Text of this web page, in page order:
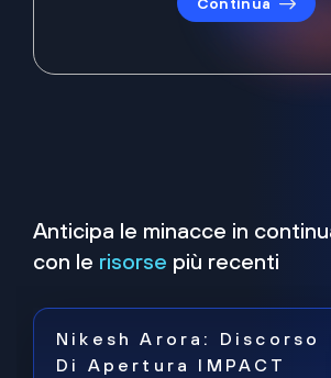
Anticipa le minacce in
con le risorse più recenti
Nikesh Arora: Discorso
Di Apertura IMPACT